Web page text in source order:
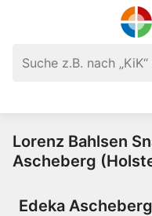
Lorenz Bahlsen
Ascheberg
Edeka Ascheberg